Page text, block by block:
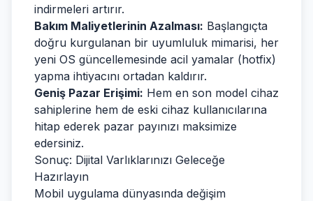
indirmeleri artırır.
Bakım Maliyetlerinin Azalması: Başlangıçta
doğru kurgulanan bir uyumluluk mimarisi, her
yeni OS güncellemesinde acil yamalar (hotfix)
yapma ihtiyacını ortadan kaldırır.
Geniş Pazar Erişimi: Hem en son model cihaz
sahiplerine hem de eski cihaz kullanıcılarına
hitap ederek pazar payınızı maksimize
edersiniz.
Sonuç: Dijital Varlıklarınızı Geleceğe
Hazırlayın
Mobil uygulama dünyasında değişim